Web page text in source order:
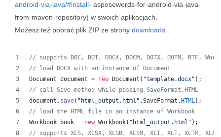
android-via-java/#install- asposewords-for-android-via-java-
from-maven-repository) w swoich aplikacjach.
Możesz też pobrać plik ZIP ze strony downloads
// supports DOC, DOT, DOCX, DOCM, DOTX, DOTM, RTF,
// load DOCX with an instance of Document
Document document = new Document ( "template.docx" );
// call Save method while passing SaveFormat.HTML
document . save( "html_output.html" ,SaveFormat . HTML);
// load the HTML file in an instance of Workbook
Workbook
book = new Workbook( "html_output.html" );
// supports XLS, XLSX, XLSB, XLSM, XLT, XLT, XLTM,